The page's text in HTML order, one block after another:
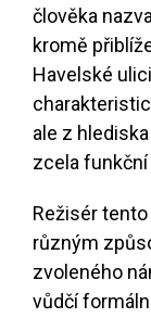
člověka
kromě
Havelské
ale z
zcela
Režisér
různým
zvoleného
vůdčí